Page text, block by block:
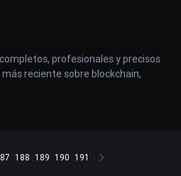
profesionales y precisos
reciente sobre blockchain,
188 189 190 191